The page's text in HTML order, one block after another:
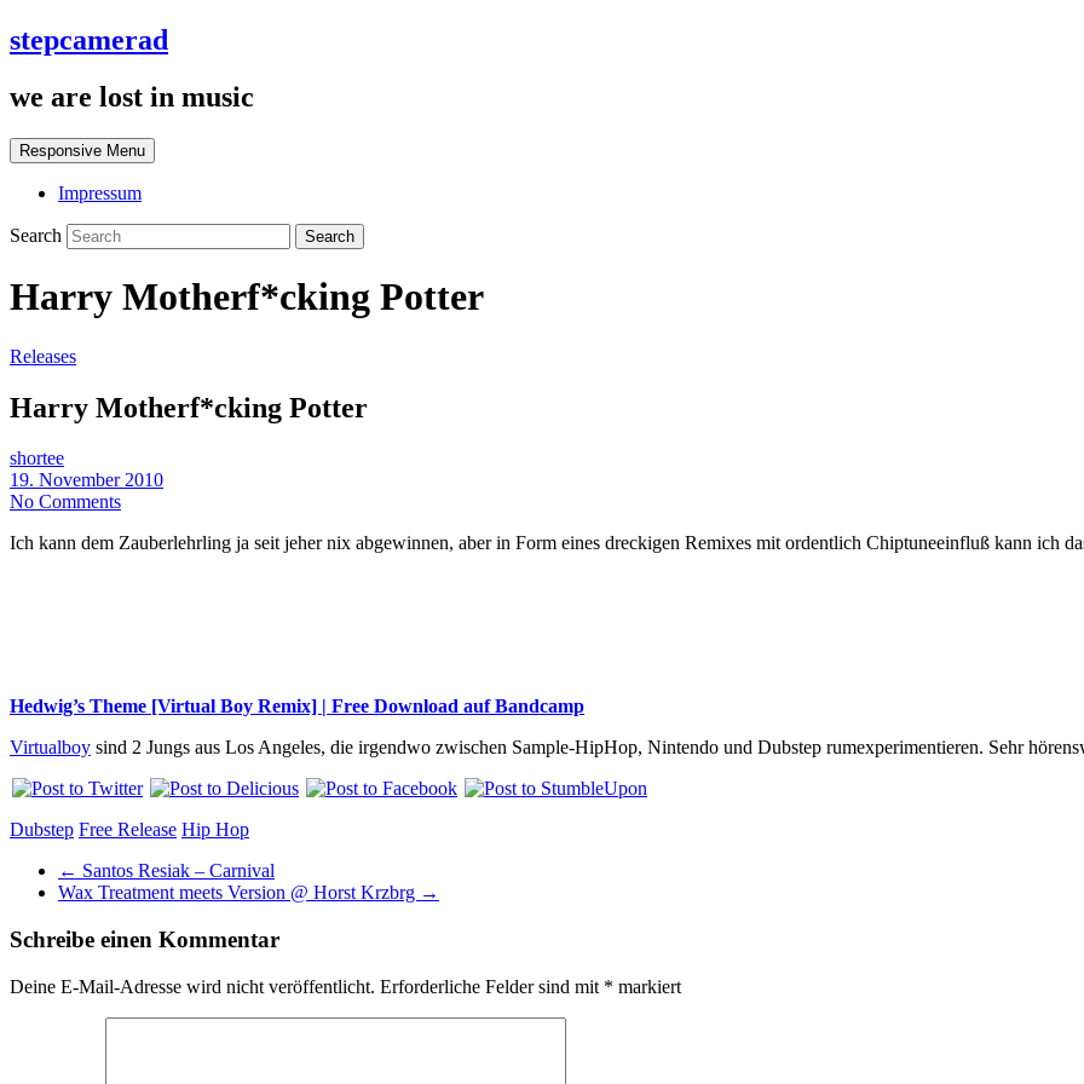
stepcamerad
we are lost in music
Responsive Menu
Impressum
Search
Harry Motherf*cking Potter
Releases
Harry Motherf*cking Potter
shortee
19. November 2010
No Comments
Ich kann dem Zauberlehrling ja seit jeher nix abgewinnen, aber in Form eines dreckigen Remixes mit ordentlich Chiptuneeinfluß kann ich
Hedwig’s Theme [Virtual Boy Remix] | Free Download auf Bandcamp
Virtualboy sind 2 Jungs aus Los Angeles, die irgendwo zwischen Sample-HipHop, Nintendo und Dubstep rumexperimentieren. Sehr
Dubstep Free Release Hip Hop
← Santos Resiak – Carnival
Wax Treatment meets Version @ Horst Krzbrg →
Schreibe einen Kommentar
Deine E-Mail-Adresse wird nicht veröffentlicht. Erforderliche Felder sind mit * markiert